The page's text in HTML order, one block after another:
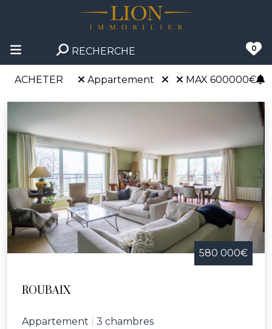
RECHERCHE 0
ACHETER Appartement MAX 600000€
580 000€
ROUBAIX
Appartement 3 chambres